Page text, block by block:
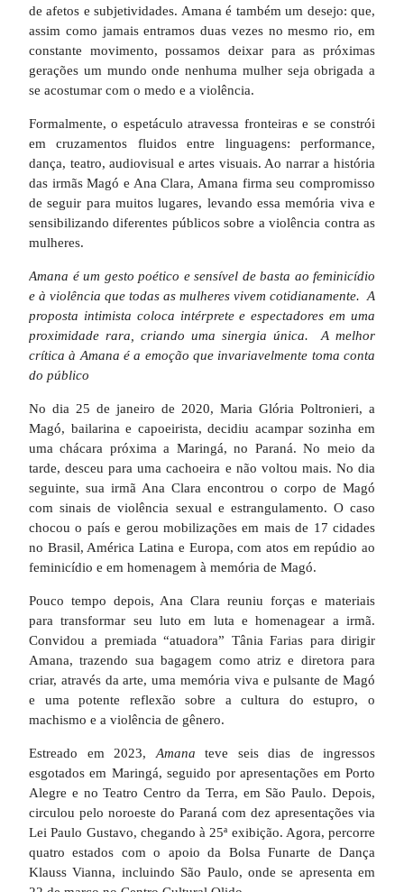
de afetos e subjetividades. Amana é também um desejo: que,
assim como jamais entramos duas vezes no mesmo rio, em
constante movimento, possamos deixar para as próximas
gerações um mundo onde nenhuma mulher seja obrigada a
se acostumar com o medo e a violência.
Formalmente, o espetáculo atravessa fronteiras e se constrói
em cruzamentos fluidos entre linguagens: performance,
dança, teatro, audiovisual e artes visuais. Ao narrar a história
das irmãs Magó e Ana Clara, Amana firma seu compromisso
de seguir para muitos lugares, levando essa memória viva e
sensibilizando diferentes públicos sobre a violência contra as
mulheres.
Amana é um gesto poético e sensível de basta ao feminicídio
e à violência que todas as mulheres vivem cotidianamente. A
proposta intimista coloca intérprete e espectadores em uma
proximidade rara, criando uma sinergia única. A melhor
crítica à Amana é a emoção que invariavelmente toma conta
do público
No dia 25 de janeiro de 2020, Maria Glória Poltronieri, a
Magó, bailarina e capoeirista, decidiu acampar sozinha em
uma chácara próxima a Maringá, no Paraná. No meio da
tarde, desceu para uma cachoeira e não voltou mais. No dia
seguinte, sua irmã Ana Clara encontrou o corpo de Magó
com sinais de violência sexual e estrangulamento. O caso
chocou o país e gerou mobilizações em mais de 17 cidades
no Brasil, América Latina e Europa, com atos em repúdio ao
feminicídio e em homenagem à memória de Magó.
Pouco tempo depois, Ana Clara reuniu forças e materiais
para transformar seu luto em luta e homenagear a irmã.
Convidou a premiada “atuadora” Tânia Farias para dirigir
Amana, trazendo sua bagagem como atriz e diretora para
criar, através da arte, uma memória viva e pulsante de Magó
e uma potente reflexão sobre a cultura do estupro, o
machismo e a violência de gênero.
Estreado em 2023,Amana teve seis dias de ingressos
esgotados em Maringá, seguido por apresentações em Porto
Alegre e no Teatro Centro da Terra, em São Paulo. Depois,
circulou pelo noroeste do Paraná com dez apresentações via
Lei Paulo Gustavo, chegando à 25ª exibição. Agora, percorre
quatro estados com o apoio da Bolsa Funarte de Dança
Klauss Vianna, incluindo São Paulo, onde se apresenta em